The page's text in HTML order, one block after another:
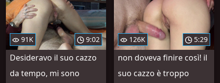
91K 9:02
Desideravo il suo cazzo
da tempo, mi sono
126K 5:29
non doveva finire così! il
suo cazzo è troppo